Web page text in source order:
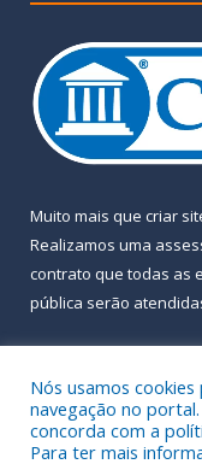
Muito mais que criar
Realizamos uma
contrato que todas as
pública serão
Nós usamos
navegação no
concorda com a
Para ter mais